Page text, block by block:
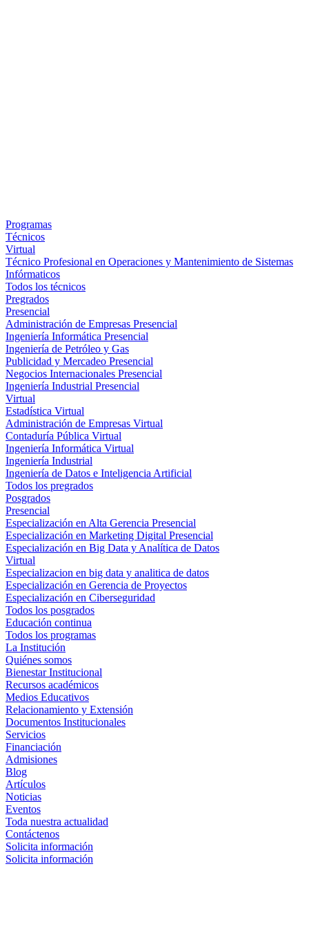
Programas
Técnicos
Virtual
Técnico Profesional en Operaciones y Mantenimiento de Sistemas
Infórmaticos
Todos los técnicos
Pregrados
Presencial
Administración de Empresas Presencial
Ingeniería Informática Presencial
Ingeniería de Petróleo y Gas
Publicidad y Mercadeo Presencial
Negocios Internacionales Presencial
Ingeniería Industrial Presencial
Virtual
Estadística Virtual
Administración de Empresas Virtual
Contaduría Pública Virtual
Ingeniería Informática Virtual
Ingeniería Industrial
Ingeniería de Datos e Inteligencia Artificial
Todos los pregrados
Posgrados
Presencial
Especialización en Alta Gerencia Presencial
Especialización en Marketing Digital Presencial
Especialización en Big Data y Analítica de Datos
Virtual
Especializacion en big data y analitica de datos
Especialización en Gerencia de Proyectos
Especialización en Ciberseguridad
Todos los posgrados
Educación continua
Todos los programas
La Institución
Quiénes somos
Bienestar Institucional
Recursos académicos
Medios Educativos
Relacionamiento y Extensión
Documentos Institucionales
Servicios
Financiación
Admisiones
Blog
Artículos
Noticias
Eventos
Toda nuestra actualidad
Contáctenos
Solicita información
Solicita información